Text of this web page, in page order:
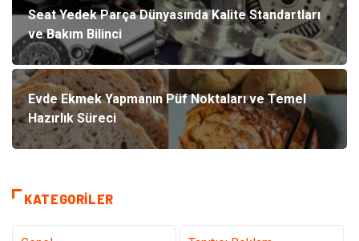
Seat Yedek Parça Dünyasında Kalite Standartları
ve Bakım Bilinci
Evde Ekmek Yapmanın Püf Noktaları ve Temel
Hazırlık Süreci
KATEGORILER